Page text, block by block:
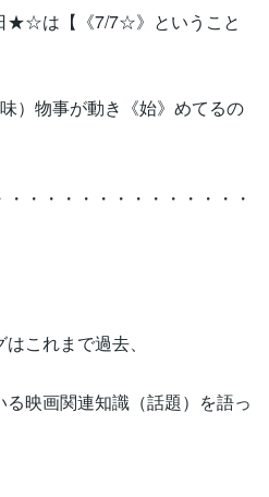
★☆は【《7/7☆》ということ
）物事が動き《始》めてるの
・・・・・・・・・・・・・
これまで過去、
映画関連知識（話題）を語っ